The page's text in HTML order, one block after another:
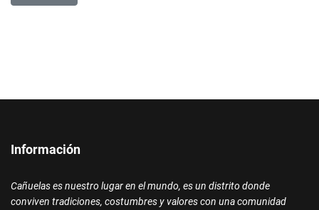
Información
Cañuelas es nuestro lugar en el mundo, es un distrito donde
conviven tradiciones, costumbres y valores con una comunidad